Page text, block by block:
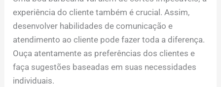
experiência do cliente também é crucial. Assim,
desenvolver habilidades de comunicação e
atendimento ao cliente pode fazer toda a diferença.
Ouça atentamente as preferências dos clientes e
faça sugestões baseadas em suas necessidades
individuais.